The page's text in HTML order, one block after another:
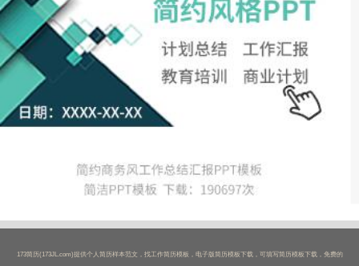
173简历(173JL.com)提供个人简历样本范文，找工作简历模板，电子版简历模板下载，可填写简历模板下载，免费的